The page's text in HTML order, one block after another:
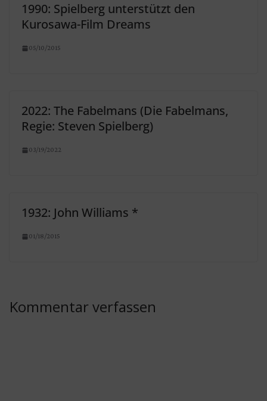
1990: Spielberg unterstützt den
Kurosawa-Film Dreams
05/10/2015
2022: The Fabelmans (Die Fabelmans,
Regie: Steven Spielberg)
03/19/2022
1932: John Williams *
01/18/2015
Kommentar verfassen